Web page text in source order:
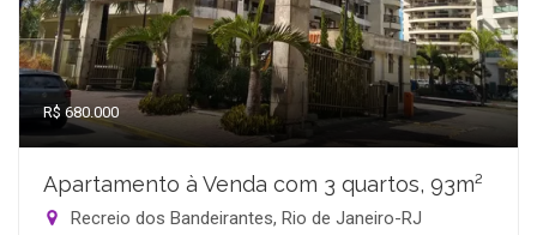
R$ 680.000
Apartamento à Venda com 3 quartos, 93m²
Recreio dos Bandeirantes, Rio de Janeiro-RJ